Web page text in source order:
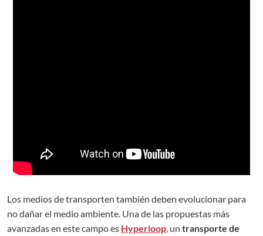
Los medios de transporten también deben evolucionar para
no dañar el medio ambiente. Una de las propuestas más
avanzadas en este campo es Hyperloop, un transporte de